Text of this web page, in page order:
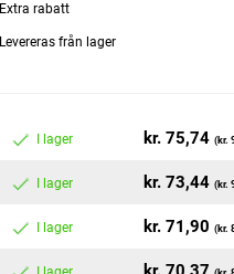
Extra rabatt
Levereras från lager
I lager kr. 75,74 (kr.
I lager kr. 73,44 (kr.
I lager kr. 71,90 (kr.